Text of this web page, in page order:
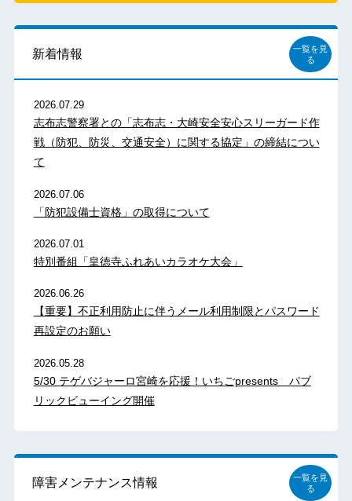
新着情報
一覧を見
る
2026.07.29
志布志警察署との「志布志・大崎安全安心スリーガード作
戦（防犯、防災、交通安全）に関する協定」の締結につい
て
2026.07.06
「防犯設備士資格」の取得について
2026.07.01
特別番組「皇徳寺ふれあいカラオケ大会」
2026.06.26
【重要】不正利用防止に伴うメール利用制限とパスワード
再設定のお願い
2026.05.28
5/30 テゲバジャーロ宮崎を応援！いちごpresents パブ
リックビューイング開催
障害メンテナンス情報
一覧を見
る